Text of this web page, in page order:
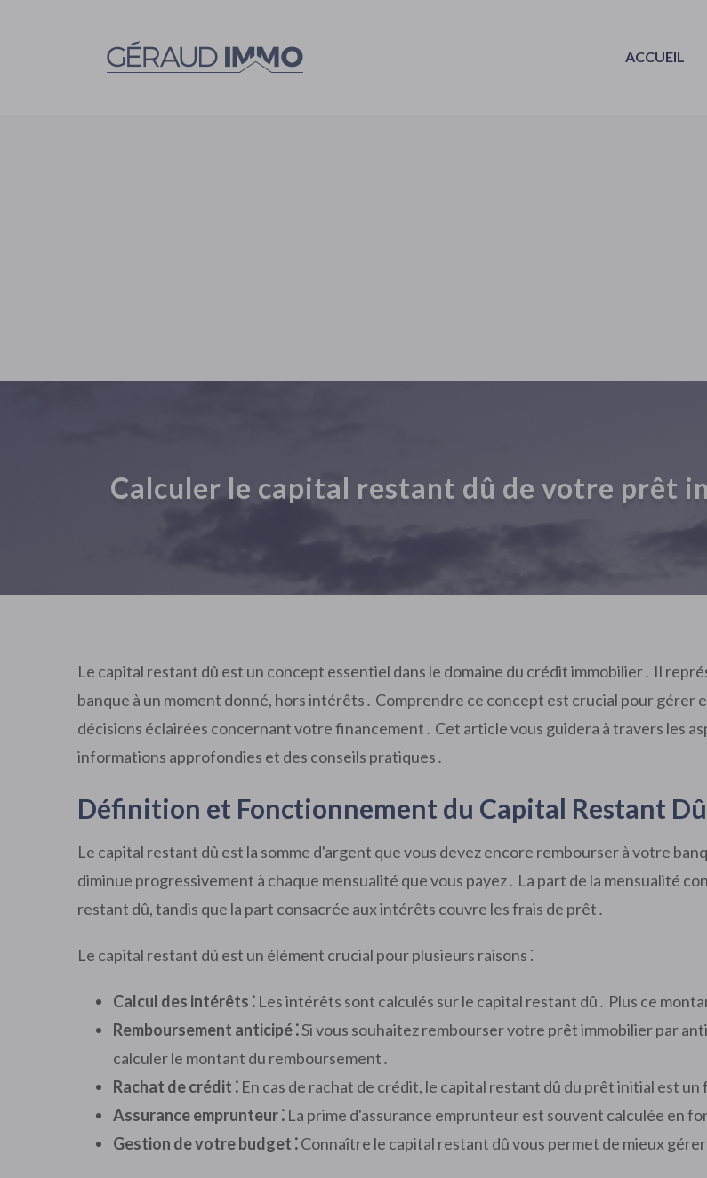
ACCUEIL
Calculer le capital restant dû de votre prêt
Le capital restant dû est un concept essentiel dans le domaine du crédit immobilier․ Il
banque à un moment donné, hors intérêts․ Comprendre ce concept est crucial pour
décisions éclairées concernant votre financement․ Cet article vous guidera à travers les
informations approfondies et des conseils pratiques․
Définition et Fonctionnement du Capital Restant Dû
Le capital restant dû est la somme d'argent que vous devez encore rembourser à votre
diminue progressivement à chaque mensualité que vous payez․ La part de la mensualité
restant dû, tandis que la part consacrée aux intérêts couvre les frais de prêt․
Le capital restant dû est un élément crucial pour plusieurs raisons ⁚
Calcul des intérêts ⁚ Les intérêts sont calculés sur le capital restant dû․ Plus ce
Remboursement anticipé ⁚Si vous souhaitez rembourser votre prêt immobilier par
calculer le montant du remboursement․
Rachat de crédit ⁚ En cas de rachat de crédit, le capital restant dû du prêt initial est
Assurance emprunteur ⁚ La prime d'assurance emprunteur est souvent calculée en
Gestion de votre budget ⁚Connaître le capital restant dû vous permet de mieux